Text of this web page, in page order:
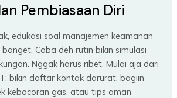
Pembiasaan Diri
edukasi soal manajemen keamanan
Coba deh rutin bikin simulasi
Nggak harus ribet. Mulai aja dari
bikin daftar kontak darurat, bagiin
kebocoran gas, atau tips aman